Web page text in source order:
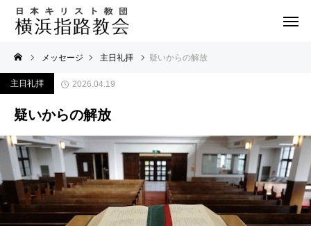
メッセージ 主日礼拝 疑いからの解放
主日礼拝 2026.04.19
疑いからの解放